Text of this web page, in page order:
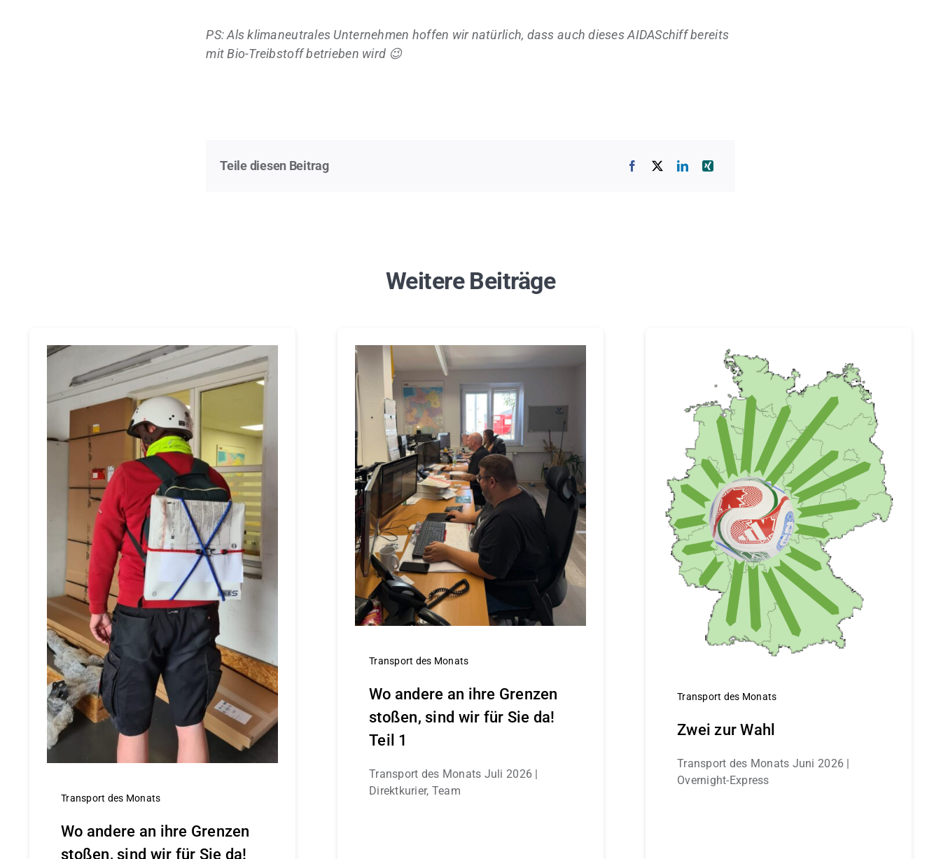
PS: Als klimaneutrales Unternehmen hoffen wir natürlich, dass auch dieses AIDASchiff bereits
mit Bio-Treibstoff betrieben wird 😉
Teile diesen Beitrag
Weitere Beiträge
Transport des Monats
Wo andere an ihre Grenzen
stoßen, sind wir für Sie da!
Transport des Monats
Wo andere an ihre Grenzen
stoßen, sind wir für Sie da!
Teil 1
Transport des Monats Juli 2026 |
Direktkurier, Team
Transport des Monats
Zwei zur Wahl
Transport des Monats Juni 2026 |
Overnight-Express